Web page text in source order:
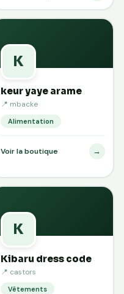
K
keur yaye arame
📍 mbacke
Alimentation
Voir la boutique →
K
Kibaru dress code
📍 castors
Vêtements